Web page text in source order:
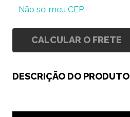
Não sei meu CEP
CALCULAR O FRETE
DESCRIÇÃO DO PRODUTO